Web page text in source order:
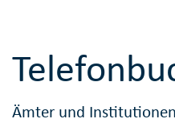
Ämter und Institutionen